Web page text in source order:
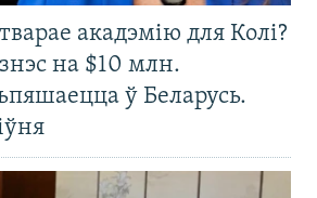
акадэмію для Колі?
на $10 млн.
ў Беларусь.